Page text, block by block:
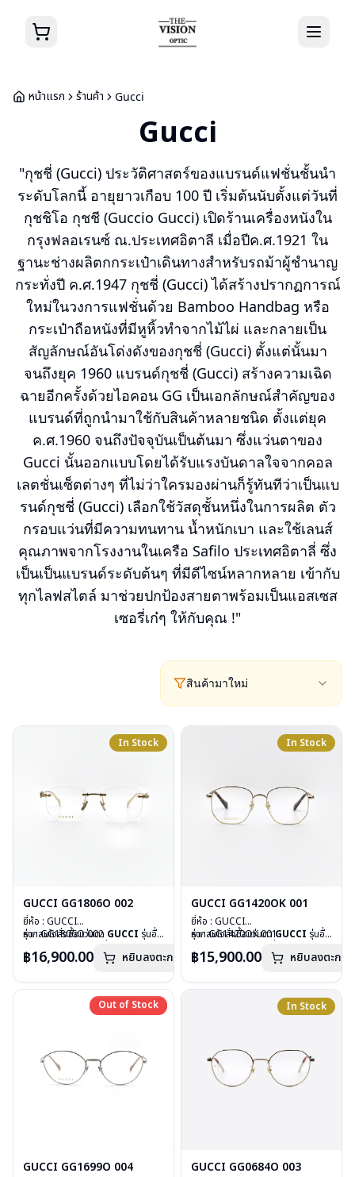
หน้าแรก ร้านค้า Gucci
Gucci
"กุชชี่ (Gucci) ประวัติศาสตร์ของแบรนด์แฟชั่นชั้นนำ
ระดับโลกนี้ อายุยาวเกือบ 100 ปี เริ่มต้นนับตั้งแต่วันที่
กุชชิโอ กุชชี (Guccio Gucci) เปิดร้านเครื่องหนังใน
กรุงฟลอเรนซ์ ณ.ประเทศอิตาลี เมื่อปีค.ศ.1921 ใน
ฐานะช่างผลิตกกระเป๋าเดินทางสำหรับรถม้าผู้ชำนาญ
กระทั่งปี ค.ศ.1947 กุชชี่ (Gucci) ได้สร้างปรากฏการณ์
ใหม่ในวงการแฟชั่นด้วย Bamboo Handbag หรือ
กระเป๋าถือหนังที่มีหูหิ้วทำจากไม้ไผ่ และกลายเป็น
สัญลักษณ์อันโด่งดังของกุชชี่ (Gucci) ตั้งแต่นั้นมา
จนถึงยุค 1960 แบรนด์กุชชี่ (Gucci) สร้างความเฉิด
ฉายอีกครั้งด้วยไอคอน GG เป็นเอกลักษณ์สำคัญของ
แบรนด์ที่ถูกนำมาใช้กับสินค้าหลายชนิด ตั้งแต่ยุค
ค.ศ.1960 จนถึงปัจจุบันเป็นต้นมา ซึ่งแว่นตาของ
Gucci นั้นออกแบบโดยได้รับแรงบันดาลใจจากคอล
เลตชั่นเซ็ตต่างๆ ที่ไม่ว่าใครมองผ่านก็รู้ทันทีว่าเป็นแบ
รนด์กุชชี่ (Gucci) เลือกใช้วัสดุชั้นหนึ่งในการผลิต ตัว
กรอบแว่นที่มีความทนทาน น้ำหนักเบา และใช้เลนส์
คุณภาพจากโรงงานในเครือ Safilo ประเทศอิตาลี่ ซึ่ง
เป็นเป็นแบรนด์ระดับต้นๆ ที่มีดีไซน์หลากหลาย เข้ากับ
ทุกไลฟสไตล์ มาช่วยปกป้องสายตาพร้อมเป็นแอสเซส
เซอรี่เก๋ๆ ให้กับคุณ !"
สินค้ามาใหม่
In Stock
GUCCI GG1806O 002
ยี่ห้อ : GUCCI
รุ่น : GG1806O 002
เลนส์ : Demo Lens
น้ำหนัก : 27 กรัม
อุปกรณ์ : กล่องแว่น, ผ้าเช็ดแว่น
การรับประกัน : 1 ปี
หากสนใจสั่งชื้อแว่นตา GUCCI รุ่นอื่น
ติดต่อเราคลิก
฿16,900.00 หยิบลงตะกร้า
In Stock
GUCCI GG1420OK 001
ยี่ห้อ : GUCCI
รุ่น : GG1420OK 001
เลนส์ : Demo Lens
น้ำหนัก : 23 กรัม
อุปกรณ์ : กล่องแว่น, ผ้าเช็ดแว่น
หากสนใจสั่งชื้อแว่นตาGUCCI รุ่นอื่น
ติดต่อเราคลิก
฿15,900.00 หยิบลงตะกร้า
Out of Stock
Out of Stock
GUCCI GG1699O 004
In Stock
GUCCI GG0684O 003